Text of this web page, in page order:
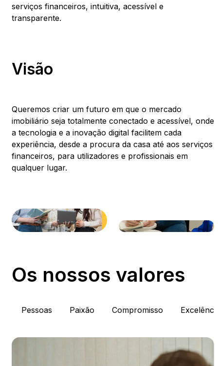
serviços financeiros, intuitiva, acessível e
transparente.
Visão
Queremos criar um futuro em que o mercado
imobiliário seja totalmente conectado e acessível, onde
a tecnologia e a inovação digital facilitem cada
experiência, desde a procura da casa até aos serviços
financeiros, para utilizadores e profissionais em
qualquer lugar.
Os nossos valores
Pessoas Paixão Compromisso